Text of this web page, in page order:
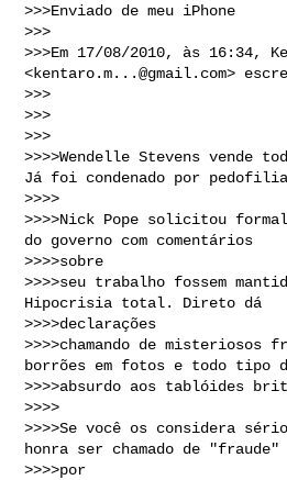
>>>Enviado de meu iPhone
>>>
>>>Em 17/08/2010, às 16:34,
<kentaro.m...@gmail.com>
>>>
>>>
>>>
>>>>Wendelle Stevens vende
Já foi condenado por
>>>>
>>>>Nick Pope solicitou
do governo com comentários
>>>>sobre
>>>>seu trabalho fossem
Hipocrisia total. Direto dá
>>>>declarações
>>>>chamando de misteriosos
borrões em fotos e todo tipo
>>>>absurdo aos tablóides
>>>>
>>>>Se você os considera
honra ser chamado de "fraude"
>>>>por